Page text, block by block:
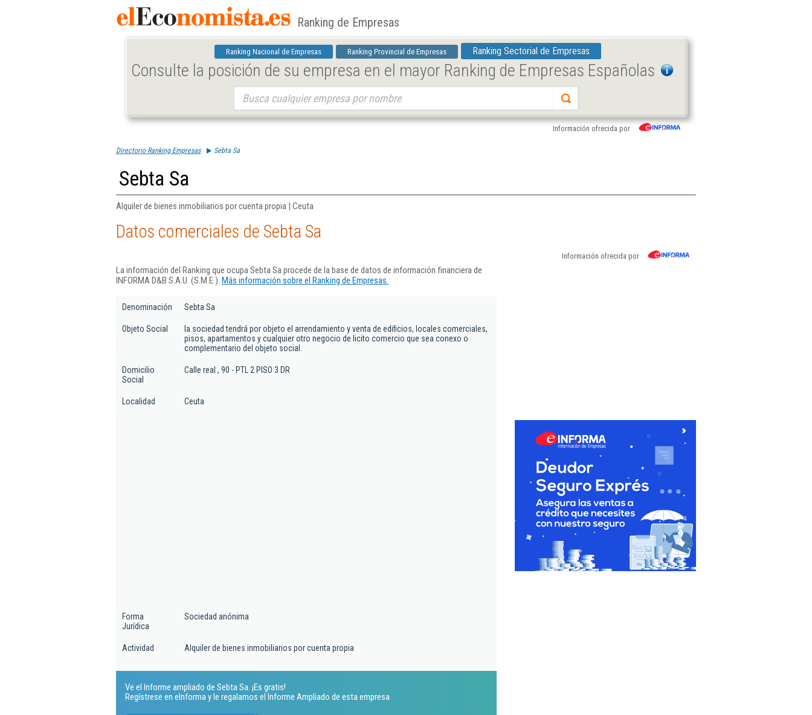
Ranking de Empresas
Ranking Nacional de Empresas Ranking Provincial de Empresas Ranking Sectorial de Empresas
Consulte la posición de su empresa en el mayor Ranking de Empresas Españolas
Información ofrecida por
Directorio Ranking Empresas Sebta Sa
Sebta Sa
Alquiler de bienes inmobiliarios por cuenta propia | Ceuta
Datos comerciales de Sebta Sa
Información ofrecida por
La información del Ranking que ocupa Sebta Sa procede de la base de datos de información financiera de
INFORMA D&B S.A.U. (S.M.E.). Más información sobre el Ranking de Empresas.
Denominación Sebta Sa
Objeto Social
la sociedad tendrá por objeto el arrendamiento y venta de edificios, locales comerciales,
pisos, apartamentos y cualquier otro negocio de licito comercio que sea conexo o
complementario del objeto social.
Domicilio
Social
Calle real , 90 - PTL 2 PISO 3 DR
Localidad Ceuta
Forma
Jurídica
Sociedad anónima
Actividad Alquiler de bienes inmobiliarios por cuenta propia
Ve el Informe ampliado de Sebta Sa. ¡Es gratis!
Regístrese en eInforma y le regalamos el Informe Ampliado de esta empresa